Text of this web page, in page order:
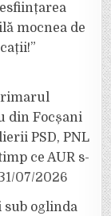
mocnea de
din Focșani
PSD, PNL
ce AUR s-
07/2026
sub oglinda